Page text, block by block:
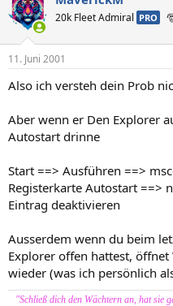
20k Fleet Admiral PRO
11. Juni 2001
Also ich versteh dein Prob
Aber wenn er Den Explorer
Autostart drinne
Start ==> Ausführen ==>
Registerkarte Autostart ==>
Eintrag deaktivieren
Ausserdem wenn du beim
Explorer offen hattest,
wieder (was ich persönlich
"Schließ dich den Wächtern an, hat sie